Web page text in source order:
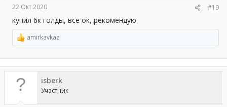
22 Окт 2020 #19
купил 6к голды, все ок, рекомендую
Р
е
а
к
ц
и
и
amirkavkaz
isberk
Участник